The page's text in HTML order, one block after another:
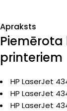
Apraksts
printeriem
HP LaserJet
HP LaserJet
HP LaserJet